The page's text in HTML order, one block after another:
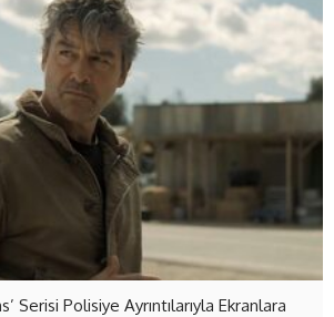
Serisi Polisiye Ayrıntılarıyla Ekranlara